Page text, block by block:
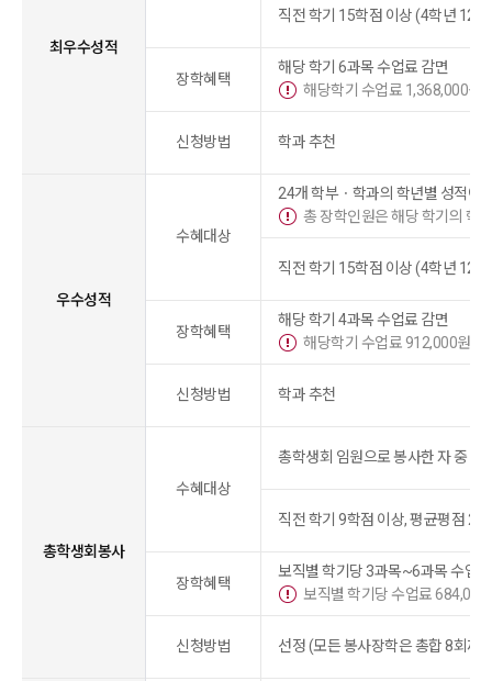
최우수성적
직전 학기 15학점 이상 (4학년 12
장학혜택
해당 학기 6과목 수업료 감면
해당학기 수업료 1,368,000원
신청방법 학과 추천
우수성적
수혜대상
24개 학부ㆍ학과의 학년별 성적이
총 장학인원은 해당 학기의 학
직전 학기 15학점 이상 (4학년 12
장학혜택
해당 학기 4과목 수업료 감면
해당학기 수업료 912,000원 감
신청방법 학과 추천
총학생회봉사
수혜대상
총학생회 임원으로 봉사한 자 중 타
직전 학기 9학점 이상, 평균평점 2.0
장학혜택
보직별 학기당 3과목~6과목 수업
보직별 학기당 수업료
신청방법 선정 (모든 봉사장학은 총합 8회까